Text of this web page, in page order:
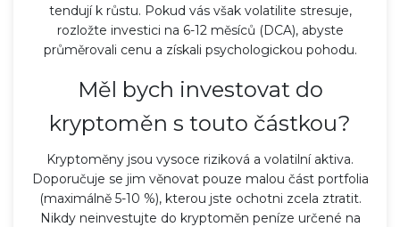
tendují k růstu. Pokud vás však volatilite stresuje,
rozložte investici na 6-12 měsíců (DCA), abyste
průměrovali cenu a získali psychologickou pohodu.
Měl bych investovat do
kryptoměn s touto částkou?
Kryptoměny jsou vysoce riziková a volatilní aktiva.
Doporučuje se jim věnovat pouze malou část portfolia
(maximálně 5-10 %), kterou jste ochotni zcela ztratit.
Nikdy neinvestujte do kryptoměn peníze určené na